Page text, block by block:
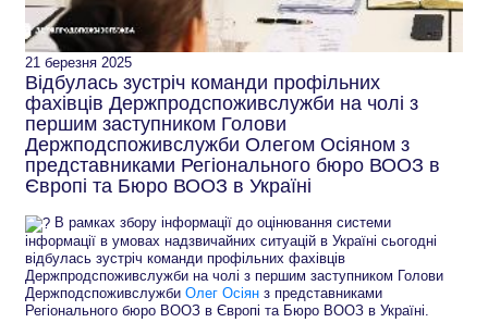
21 березня 2025
Відбулась зустріч команди профільних
фахівців Держпродспоживслужби на чолі з
першим заступником Голови
Держподспоживслужби Олегом Осіяном з
представниками Регіонального бюро ВООЗ в
Європі та Бюро ВООЗ в Україні
В рамках збору інформації до оцінювання системи
інформації в умовах надзвичайних ситуацій в Україні сьогодні
відбулась зустріч команди профільних фахівців
Держпродспоживслужби на чолі з першим заступником Голови
Держподспоживслужби Олег Осіян з представниками
Регіонального бюро ВООЗ в Європі та Бюро ВООЗ в Україні.